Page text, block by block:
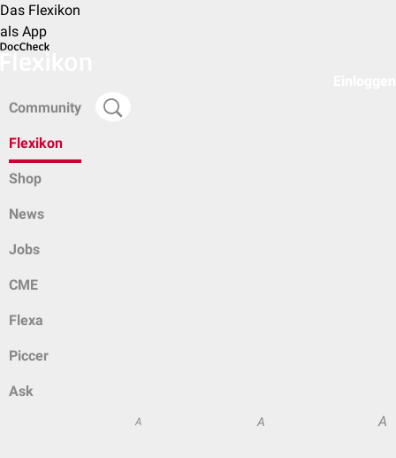
Das Flexikon
als App
Community
Flexikon
Shop
News
Jobs
CME
Flexa
Piccer
Ask
A A A